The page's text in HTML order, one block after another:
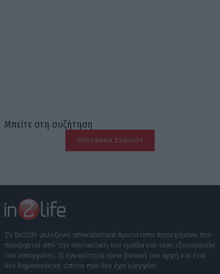
Μπείτε στη συζήτηση
ΠΡΟΣΘΉΚΗ ΣΧΟΛΊΟΥ
Το In2life φιλοξενεί αποκλειστικά πρωτότυπο περιεχόμενο που
προέρχεται από την συντακτική του ομάδα και τους εξωτερικούς
του συνεργάτες. Η εγκυρότητα είναι βασική του αρχή και έτσι
δεν δημοσιεύεται τίποτα που δεν έχει ελεγχθεί.